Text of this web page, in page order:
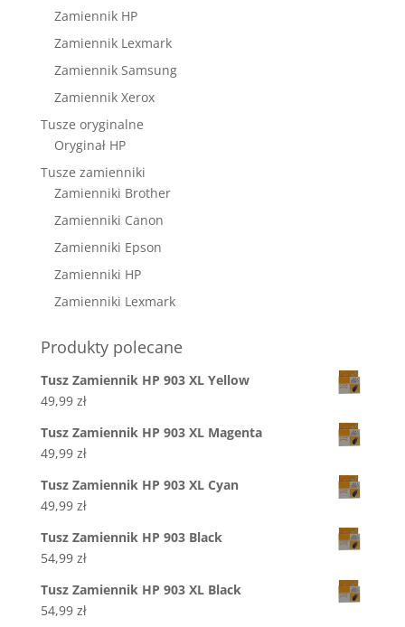
Zamiennik HP
Zamiennik Lexmark
Zamiennik Samsung
Zamiennik Xerox
Tusze oryginalne
Oryginał HP
Tusze zamienniki
Zamienniki Brother
Zamienniki Canon
Zamienniki Epson
Zamienniki HP
Zamienniki Lexmark
Produkty polecane
Tusz Zamiennik HP 903 XL Yellow
49,99 zł
Tusz Zamiennik HP 903 XL Magenta
49,99 zł
Tusz Zamiennik HP 903 XL Cyan
49,99 zł
Tusz Zamiennik HP 903 Black
54,99 zł
Tusz Zamiennik HP 903 XL Black
54,99 zł